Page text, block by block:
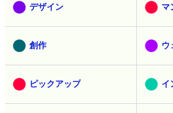
デザイン マ
創作 ウ
ピックアップ イ